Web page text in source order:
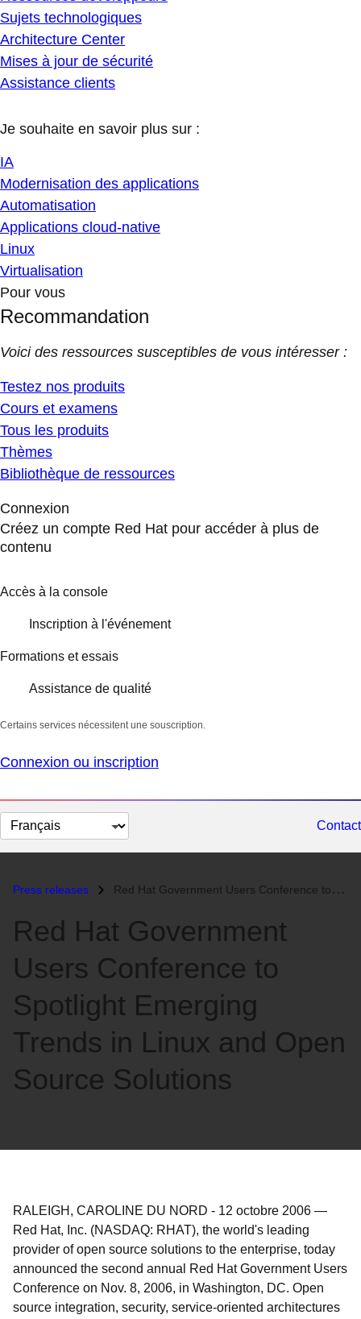
Sujets technologiques
Architecture Center
Mises à jour de sécurité
Assistance clients
Je souhaite en savoir plus sur :
IA
Modernisation des applications
Automatisation
Applications cloud-native
Linux
Virtualisation
Pour vous
Recommandation
Voici des ressources susceptibles de vous intéresser :
Testez nos produits
Cours et examens
Tous les produits
Thèmes
Bibliothèque de ressources
Connexion
Créez un compte Red Hat pour accéder à plus de
contenu
Accès à la console
Inscription à l'événement
Formations et essais
Assistance de qualité
Certains services nécessitent une souscription.
Connexion ou inscription
Changer
la
Contact
Press releases Red Hat Government Users Conference to Spotlight Emerging Trends in Li...
Red Hat Government
Users Conference to
Spotlight Emerging
Trends in Linux and Open
Source Solutions
RALEIGH, CAROLINE DU NORD - 12 octobre 2006 —
Red Hat, Inc. (NASDAQ: RHAT), the world's leading
provider of open source solutions to the enterprise, today
announced the second annual Red Hat Government Users
Conference on Nov. 8, 2006, in Washington, DC. Open
source integration, security, service-oriented architectures